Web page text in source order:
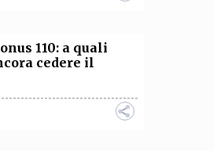
110: a quali
cedere il